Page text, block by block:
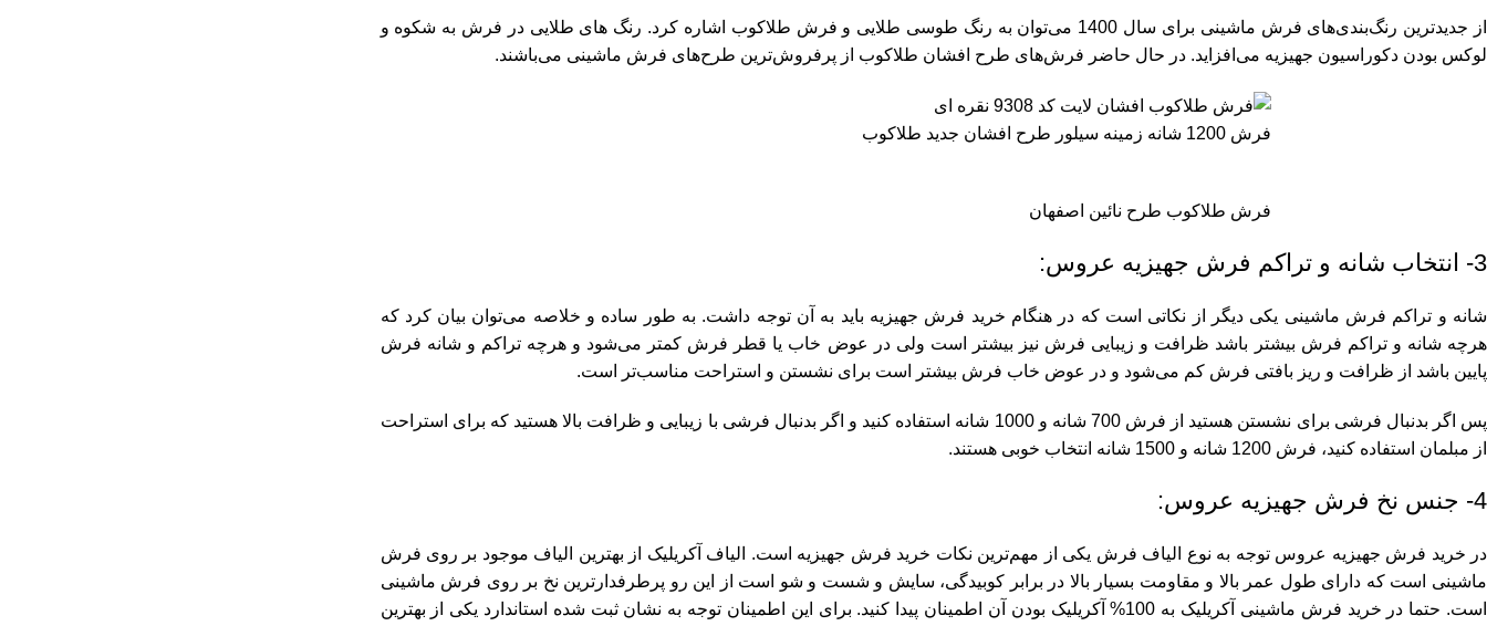
از جدیدترین رنگ‌بندی‌های فرش ماشینی برای سال 1400 می‌توان به رنگ طوسی طلایی و فرش طلاکوب اشاره کرد. رنگ های طلایی در فرش به شکوه و
لوکس بودن دکوراسیون جهیزیه می‌افزاید. در حال حاضر فرش‌های طرح‌ افشان طلاکوب از پرفروش‌ترین طرح‌های فرش ماشینی می‌باشند.
فرش 1200 شانه زمینه سیلور طرح افشان جدید طلاکوب
فرش طلاکوب طرح نائین اصفهان
3- انتخاب شانه و تراکم فرش جهیزیه عروس:
شانه و تراکم فرش ماشینی یکی دیگر از نکاتی است که در هنگام خرید فرش جهیزیه باید به آن توجه داشت. به طور ساده و خلاصه می‌توان بیان کرد که
هرچه شانه و تراکم فرش بیشتر باشد ظرافت و زیبایی فرش نیز بیشتر است ولی در عوض خاب یا قطر فرش کمتر می‌شود و هرچه تراکم و شانه فرش
پایین باشد از ظرافت و ریز بافتی فرش کم می‌شود و در عوض خاب فرش بیشتر است برای نشستن و استراحت مناسب‌تر است.
پس اگر بدنبال فرشی برای نشستن هستید از فرش 700 شانه و 1000 شانه استفاده کنید و اگر بدنبال فرشی با زیبایی و ظرافت بالا هستید که برای استراحت
از مبلمان استفاده کنید، فرش 1200 شانه و 1500 شانه انتخاب خوبی هستند.
4- جنس نخ فرش جهیزیه عروس:
در خرید فرش جهیزیه عروس توجه به نوع الیاف فرش یکی از مهم‌ترین نکات خرید فرش جهیزیه است. الیاف آکریلیک از بهترین الیاف موجود بر روی فرش
ماشینی است که دارای طول عمر بالا و مقاومت بسیار بالا در برابر کوبیدگی، سایش و شست و شو است از این رو پرطرفدارترین نخ بر روی فرش ماشینی
است. حتما در خرید فرش ماشینی آکریلیک به 100% آکریلیک بودن آن اطمینان پیدا کنید. برای این اطمینان توجه به نشان ثبت شده استاندارد یکی از بهترین